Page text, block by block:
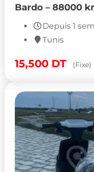
Bardo – 88000
Depuis 1
Tunis
15,500 DT (Fixe)